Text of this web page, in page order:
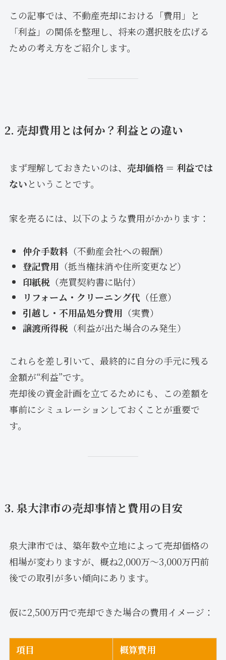
この記事では、不動産売却における「費用」と
「利益」の関係を整理し、将来の選択肢を広げる
ための考え方をご紹介します。
2. 売却費用とは何か？利益との違い
まず理解しておきたいのは、 売却価格 ＝ 利益では
ないということです。
家を売るには、以下のような費用がかかります：
仲介手数料（不動産会社への報酬）
登記費用 （抵当権抹消や住所変更など）
印紙税 （売買契約書に貼付）
リフォーム・クリーニング代 （任意）
引越し・不用品処分費用 （実費）
譲渡所得税 （利益が出た場合のみ発生）
これらを差し引いて、最終的に自分の手元に残る
金額が“利益”です。
売却後の資金計画を立てるためにも、この差額を
事前にシミュレーションしておくことが重要で
す。
3. 泉大津市の売却事情と費用の目安
泉大津市では、築年数や立地によって売却価格の
相場が変わりますが、概ね2,000万〜3,000万円前
後での取引が多い傾向にあります。
仮に2,500万円で売却できた場合の費用イメージ：
項目 概算費用